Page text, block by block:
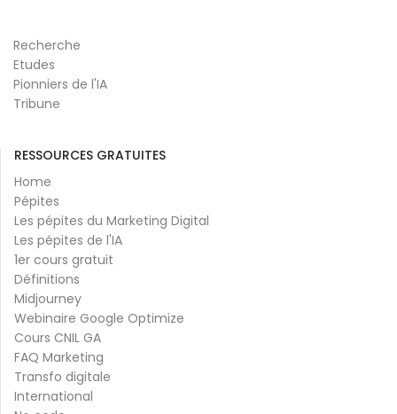
Recherche
Etudes
Pionniers de l'IA
Tribune
RESSOURCES GRATUITES
Home
Pépites
Les pépites du Marketing Digital
Les pépites de l'IA
1er cours gratuit
Définitions
Midjourney
Webinaire Google Optimize
Cours CNIL GA
FAQ Marketing
Transfo digitale
International